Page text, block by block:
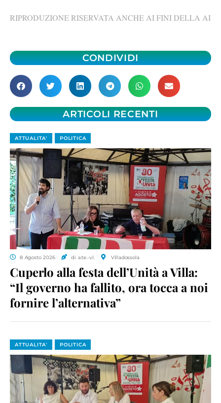
RIPRODUZIONE RISERVATA ANCHE AI FINI DELLA AI
CONDIVIDI
ARTICOLI RECENTI
ATTUALITA' POLITICA
8 Agosto 2026 di a.te.-v.l. Villadossola
Cuperlo alla festa dell’Unità a Villa:
“Il governo ha fallito, ora tocca a noi
fornire l’alternativa”
ATTUALITA' POLITICA